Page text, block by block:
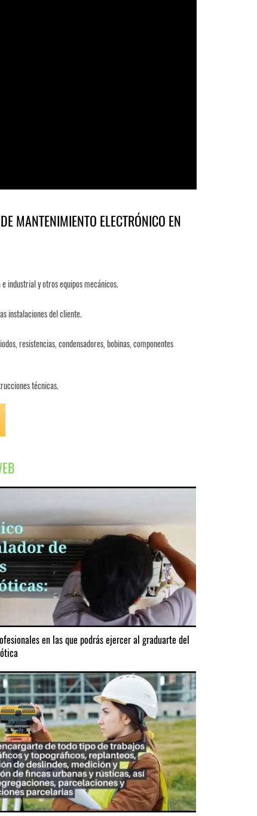
MANTENIMIENTO ELECTRÓNICO EN
industrial y otros equipos mecánicos.
instalaciones del cliente.
resistencias, condensadores, bobinas, componentes
técnicas.
en las que podrás ejercer al graduarte del